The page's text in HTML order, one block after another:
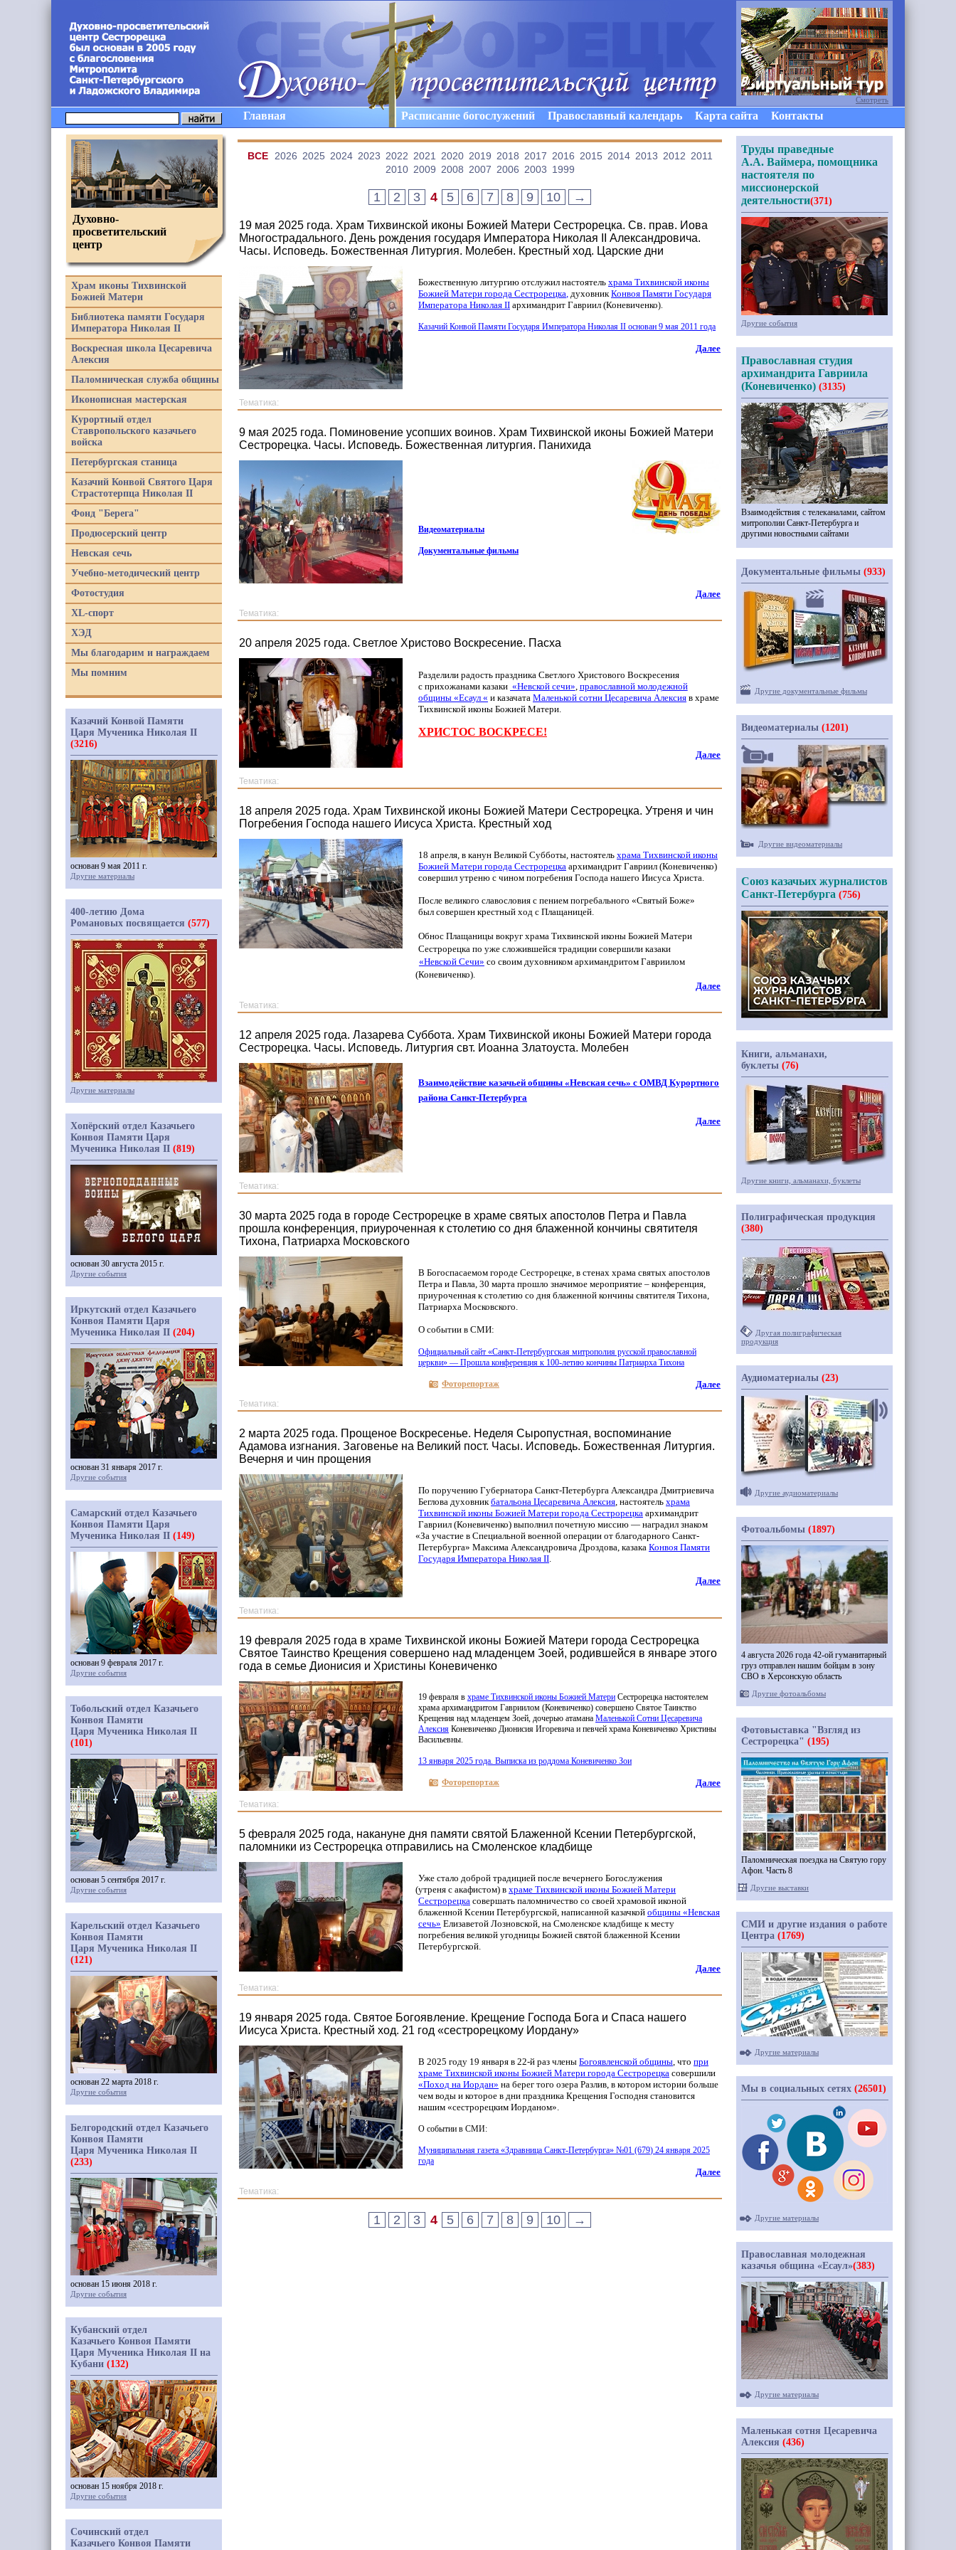
Главная Расписание богослужений Православный календарь Карта сайта Контакты
ВCE 2026 2025 2024 2023 2022 2021 2020 2019 2018 2017 2016 2015 2014 2013 2012 2011
2010 2009 2008 2007 2006 2003 1999
1 2 3 4 5 6 7 8 9 10 →
19 мая 2025 года. Храм Тихвинской иконы Божией Матери Сестрорецка. Св. прав. Иова
Многострадального. День рождения государя Императора Николая II Александровича.
Часы. Исповедь. Божественная Литургия. Молебен. Крестный ход. Царские дни
Божественную литургию отслужил настоятель храма Тихвинской иконы
Божией Матери города Сестрорецка, духовникКонвоя Памяти Государя
Императора Николая II архимандрит Гавриил (Коневиченко).
Казачий Конвой Памяти Государя Императора Николая II основан 9 мая 2011 года
Далее
Тематика:
9 мая 2025 года. Поминовение усопших воинов. Храм Тихвинской иконы Божией Матери
Сестрорецка. Часы. Исповедь. Божественная литургия. Панихида
Видеоматериалы
Документальные фильмы
Далее
Тематика:
20 апреля 2025 года. Светлое Христово Воскресение. Пасха
Разделили радость праздника Светлого Христового Воскресения
с прихожанами казаки «Невскойсечи», православной молодежной
общины «Есаул « и казачата Маленькой сотни Цесаревича Алексия в храме
Тихвинской иконы Божией Матери.
ХРИСТОС ВОСКРЕСЕ!
Далее
Тематика:
18 апреля 2025 года. Храм Тихвинской иконы Божией Матери Сестрорецка. Утреня и чин
Погребения Господа нашего Иисуса Христа. Крестный ход
18 апреля, в канун Великой Субботы, настоятель храма Тихвинской иконы
Божией Матери города Сестрорецка архимандрит Гавриил (Коневиченко)
совершил утреню с чином погребения Господа нашего Иисуса Христа.
После великого славословия с пением погребального «Святый Боже»
был совершен крестный ход с Плащаницей.
Обнос Плащаницы вокруг храма Тихвинской иконы Божией Матери
Сестрорецка по уже сложившейся традиции совершили казаки
«НевскойСечи» со своим духовником архимандритом Гавриилом
(Коневиченко).
Далее
Тематика:
12 апреля 2025 года. Лазарева Суббота. Храм Тихвинской иконы Божией Матери города
Сестрорецка. Часы. Исповедь. Литургия свт. Иоанна Златоуста. Молебен
Взаимодействие казачьей общины «Невская сечь» с ОМВД Курортного
района Санкт-Петербурга
Далее
Тематика:
30 марта 2025 года в городе Сестрорецке в храме святых апостолов Петра и Павла
прошла конференция, приуроченная к столетию со дня блаженной кончины святителя
Тихона, Патриарха Московского
В Богоспасаемом городе Сестрорецке, в стенах храма святых апостолов
Петра и Павла, 30 марта прошло значимое мероприятие – конференция,
приуроченная к столетию со дня блаженной кончины святителя Тихона,
Патриарха Московского.
О событии в СМИ:
Официальный сайт «Санкт-Петербургская митрополия русской православной
церкви» — Прошла конференция к 100-летию кончины Патриарха Тихона
Далее
Фоторепортаж
Тематика:
2 марта 2025 года. Прощеное Воскресенье. Неделя Сыропустная, воспоминание
Адамова изгнания. Заговенье на Великий пост. Часы. Исповедь. Божественная Литургия.
Вечерня и чин прощения
По поручению Губернатора Санкт-Петербурга Александра Дмитриевича
Беглова духовникбатальона Цесаревича Алексия, настоятель храма
Тихвинской иконы Божией Матери города Сестрорецка архимандрит
Гавриил (Коневиченко) выполнил почетную миссию — наградил знаком
«За участие в Специальной военной операции от благодарного Санкт-
Петербурга» Максима Александровича Дроздова, казака Конвоя Памяти
Государя Императора Николая II.
Далее
Тематика:
19 февраля 2025 года в храме Тихвинской иконы Божией Матери города Сестрорецка
Святое Таинство Крещения совершено над младенцем Зоей, родившейся в январе этого
года в семье Дионисия и Христины Коневиченко
19 февраля в храме Тихвинской иконы Божией Матери Сестрорецка настоятелем
храма архимандритом Гавриилом (Коневиченко) совершено Святое Таинство
Крещения над младенцем Зоей, дочерью атамана Маленькой Сотни Цесаревича
Алексия Коневиченко Дионисия Игоревича и певчей храма Коневиченко Христины
Васильевны.
13 января 2025 года. Выписка из роддома Коневиченко Зои
Далее
Фоторепортаж
Тематика:
5 февраля 2025 года, накануне дня памяти святой Блаженной Ксении Петербургской,
паломники из Сестрорецка отправились на Смоленское кладбище
Уже стало доброй традицией после вечернего Богослужения
(утреня с акафистом) вхраме Тихвинской иконы Божией Матери
Сестрорецка совершать паломничество со своей храмовой иконой
блаженной Ксении Петербургской, написанной казачкой общины «Невская
сечь» Елизаветой Лозновской, на Смоленское кладбище к месту
погребения великой угодницы Божией святой блаженной Ксении
Петербургской.
Далее
Тематика:
19 января 2025 года. Святое Богоявление. Крещение Господа Бога и Спаса нашего
Иисуса Христа. Крестный ход. 21 год «сестрорецкому Иордану»
В 2025 году 19 января в 22-й раз члены Богоявленской общины, что при
храме Тихвинской иконы Божией Матери города Сестрорецка совершили
«Поход на Иордан» на берег того озера Разлив, в котором истории больше
чем воды и которое в дни праздника Крещения Господня становится
нашим «сестрорецким Иорданом».
О событии в СМИ:
Муниципальная газета «Здравница Санкт-Петербурга» №01 (679) 24 января 2025
года
Далее
Тематика:
1 2 3 4 5 6 7 8 9 10 →
Духовно-
просветительский
центр
Храм иконы Тихвинской
Божией Матери
Библиотека памяти Государя
Императора Николая II
Воскресная школа Цесаревича
Алексия
Паломническая служба общины
Иконописная мастерская
Курортный отдел
Ставропольского казачьего
войска
Петербургская станица
Казачий Конвой Святого Царя
Страстотерпца Николая II
Фонд "Берега"
Продюсерский центр
Невская сечь
Учебно-методический центр
Фотостудия
XL-спорт
ХЭД
Мы благодарим и награждаем
Мы помним
Казачий Конвой Памяти
Царя Мученика Николая II
(3216)
основан 9 мая 2011 г.
Другие материалы
400-летию Дома
Романовых посвящается (577)
Другие материалы
Хопёрский отдел Казачьего
Конвоя Памяти Царя
Мученика Николая II (819)
основан 30 августа 2015 г.
Другие события
Иркутский отдел Казачьего
Конвоя Памяти Царя
Мученика Николая II (204)
основан 31 января 2017 г.
Другие события
Самарский отдел Казачьего
Конвоя Памяти Царя
Мученика Николая II (149)
основан 9 февраля 2017 г.
Другие события
Тобольский отдел Казачьего
Конвоя Памяти
Царя Мученика Николая II
(101)
основан 5 сентября 2017 г.
Другие события
Карельский отдел Казачьего
Конвоя Памяти
Царя Мученика Николая II
(121)
основан 22 марта 2018 г.
Другие события
Белгородский отдел Казачьего
Конвоя Памяти
Царя Мученика Николая II
(233)
основан 15 июня 2018 г.
Другие события
Кубанский отдел
Казачьего Конвоя Памяти
Царя Мученика Николая II на
Кубани (132)
основан 15 ноября 2018 г.
Другие события
Сочинский отдел
Казачьего Конвоя Памяти
Смотреть
Труды праведные
А.А. Ваймера, помощника
настоятеля по
миссионерской
деятельности(371)
Другие события
Православная студия
архимандрита Гавриила
(Коневиченко) (3135)
Взаимодействия с телеканалами, сайтом
митрополии Санкт-Петербурга и
другими новостными сайтами
Документальные фильмы (933)
Другие документальные фильмы
Видеоматериалы (1201)
Другие видеоматериалы
Союз казачьих журналистов
Санкт-Петербурга (756)
Книги, альманахи,
буклеты (76)
Другие книги, альманахи, буклеты
Полиграфическая продукция
(380)
Другая полиграфическая
продукция
Аудиоматериалы (23)
Другие аудиоматериалы
Фотоальбомы (1897)
4 августа 2026 года 42-ой гуманитарный
груз отправлен нашим бойцам в зону
СВО в Херсонскую область
Другие фотоальбомы
Фотовыставка "Взгляд из
Сестрорецка" (195)
Паломническая поездка на Святую гору
Афон. Часть 8
Другие выставки
СМИ и другие издания о работе
Центра (1769)
Другие материалы
Мы в социальных сетях (26501)
Другие материалы
Православная молодежная
казачья община «Есаул»(383)
Другие материалы
Маленькая сотня Цесаревича
Алексия (436)